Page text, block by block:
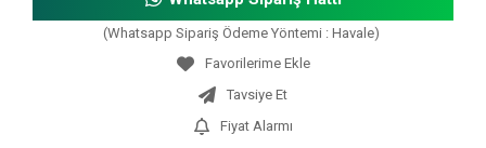
(Whatsapp Sipariş Ödeme Yöntemi : Havale)
Tavsiye Et
Fiyat Alarmı